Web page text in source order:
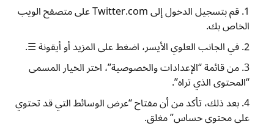
قم بتسجيل الدخول إلى Twitter.com على متصفح الويب
الخاص بك.
في الجانب العلوي الأيسر، اضغط على المزيد أو أيقونة ☰.
من قائمة “الإعدادات والخصوصية”، اختر الخيار المسمى
“المحتوى الذي تراه”.
بعد ذلك، تأكد من أن مفتاح “عرض الوسائط التي قد تحتوي
على محتوى حساس” مغلق.